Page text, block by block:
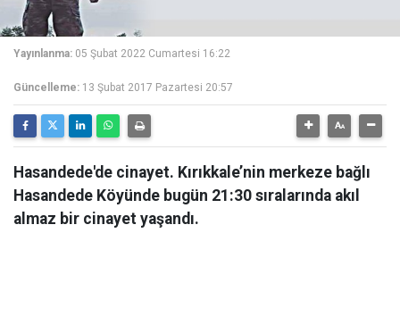
Yayınlanma: 05 Şubat 2022 Cumartesi 16:22
Güncelleme: 13 Şubat 2017 Pazartesi 20:57
Hasandede'de cinayet. Kırıkkale’nin merkeze bağlı
Hasandede Köyünde bugün 21:30 sıralarında akıl
almaz bir cinayet yaşandı.